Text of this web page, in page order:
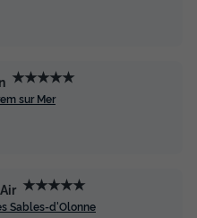
★★★★★
sur Mer
★★★★★
Sables-d'Olonne